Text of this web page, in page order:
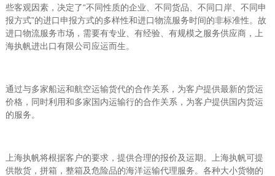
些客观因素，决定了“不同性质的企业、不同货品、不同口岸、不同申
报方式”的进口申报方式的多样性和进口物流服务时间的非标准性。故
进口物流服务市场，需要有专业、有经验、有规模之服务供应商，上
海执帆进出口有限公司应运而生。
通过与多家船运和航空运输货代的合作关系，为客户提供最新的货运
价格，同时利用和多家国内运输行的合作关系，为客户提供国内货运
的服务。
上海执帆将根据客户的要求，提供合理的报价及运期。上海执帆可提
供散货，拼箱，整箱及危险品的海洋运输代理服务。各种大小货物的